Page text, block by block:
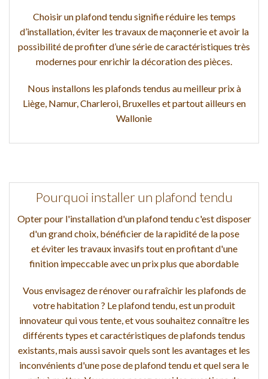
Choisir un plafond tendu signifie réduire les temps
d’installation, éviter les travaux de maçonnerie et avoir la
possibilité de profiter d’une série de caractéristiques très
modernes pour enrichir la décoration des pièces.
Nous installons les plafonds tendus au meilleur prix à
Liège, Namur, Charleroi, Bruxelles et partout ailleurs en
Wallonie
Pourquoi installer un plafond tendu
Opter pour l'installation d'un plafond tendu c'est disposer
d'un grand choix, bénéficier de la rapidité de la pose
et éviter les travaux invasifs tout en profitant d'une
finition impeccable avec un prix plus que abordable
Vous envisagez de rénover ou rafraîchir les plafonds de
votre habitation ? Le plafond tendu, est un produit
innovateur qui vous tente, et vous souhaitez connaître les
différents types et caractéristiques de plafonds tendus
existants, mais aussi savoir quels sont les avantages et les
inconvénients d'une pose de plafond tendu et quel sera le